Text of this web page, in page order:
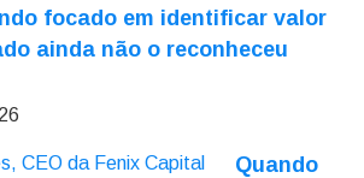
focado em identificar valor
ainda não o reconheceu
Quando